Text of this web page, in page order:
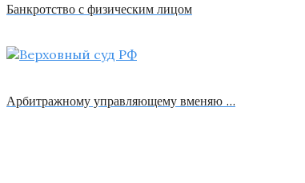
Банкротство с физическим лицом
Арбитражному управляющему вменяю …